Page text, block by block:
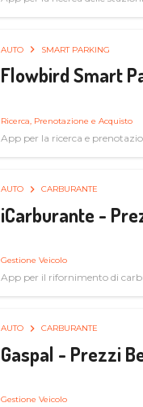
AUTO SMART PARKING
Flowbird Smart
Ricerca, Prenotazione e Acquisto
App per la ricerca e
AUTO CARBURANTE
iCarburante -
Gestione Veicolo
App per il rifornimento di
AUTO CARBURANTE
Gaspal - Prezzi
Gestione Veicolo